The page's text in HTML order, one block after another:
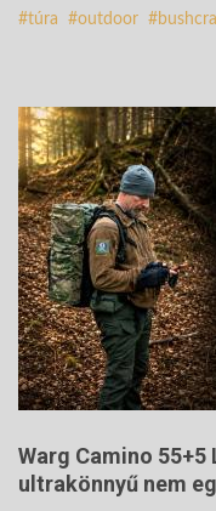
túra
outdoor
Warg Camino
ultrakönnyű nem